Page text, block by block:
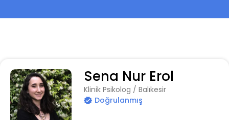
Sena Nur Erol
Klinik Psikolog / Balıkesir
Doğrulanmış